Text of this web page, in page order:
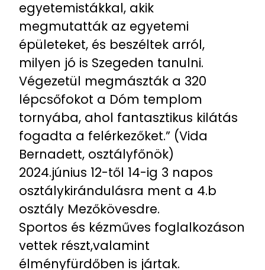
egyetemistákkal, akik
megmutatták az egyetemi
épületeket, és beszéltek arról,
milyen jó is Szegeden tanulni.
Végezetül megmászták a 320
lépcsőfokot a Dóm templom
tornyába, ahol fantasztikus kilátás
fogadta a felérkezőket.” (Vida
Bernadett, osztályfőnök)
2024.június 12-től 14-ig 3 napos
osztálykirándulásra ment a 4.b
osztály Mezőkövesdre.
Sportos és kézműves foglalkozáson
vettek részt,valamint
élményfürdőben is jártak.